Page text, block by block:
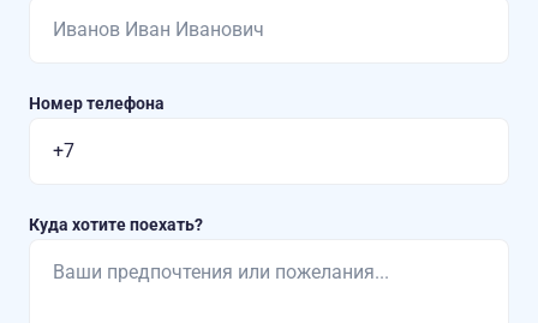
Номер телефона
Куда хотите поехать?